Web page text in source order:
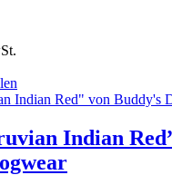
gewählt
Produkt
mehrere
Varianten
auf.
Indian